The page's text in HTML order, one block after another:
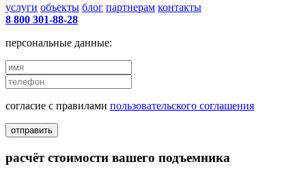
услуги объекты блог партнерам контакты
8 800 301-88-28
персональные данные:
согласие с правилами пользовательского соглашения
отправить
расчёт стоимости вашего подъемника